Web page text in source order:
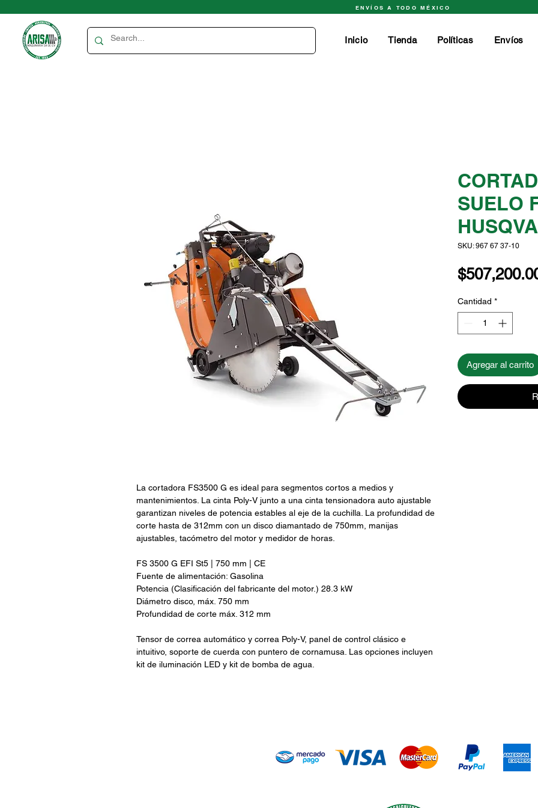
ENVÍOS A TODO MÉXICO
Inicio Tienda Políticas Envíos
La cortadora FS3500 G es ideal para segmentos cortos a medios y
mantenimientos. La cinta Poly-V junto a una cinta tensionadora auto ajustable
garantizan niveles de potencia estables al eje de la cuchilla. La profundidad de
corte hasta de 312mm con un disco diamantado de 750mm, manijas
ajustables, tacómetro del motor y medidor de horas.
FS 3500 G EFI St5 | 750 mm | CE
Fuente de alimentación: Gasolina
Potencia (Clasificación del fabricante del motor.) 28.3 kW
Diámetro disco, máx. 750 mm
Profundidad de corte máx. 312 mm
Tensor de correa automático y correa Poly-V, panel de control clásico e
intuitivo, soporte de cuerda con puntero de cornamusa. Las opciones incluyen
kit de iluminación LED y kit de bomba de agua.
SUELO
SKU: 967 67 37‑10
Cantidad *
Agregar al carrito